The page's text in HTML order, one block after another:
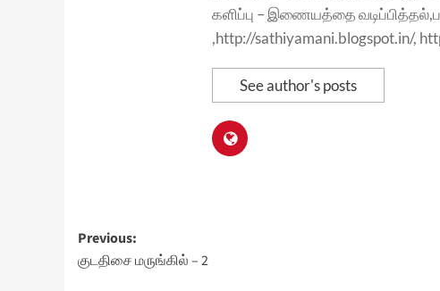
களிப்பு – இணையத்தை
,http://sathiyamani.blogspot.in/,
See author's posts
Post
navigation
Previous:
குடதிசை மருங்கில் – 2